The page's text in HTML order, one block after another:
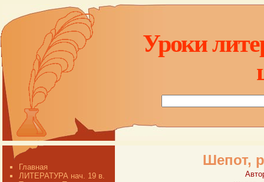
Уроки
Главная
ЛИТЕРАТУРА нач. 19 в.
Шепот,